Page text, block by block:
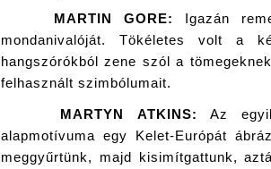
MARTIN GORE:
Igazán
mondanivalóját. Tökéletes volt a
hangszórókból zene szól a
felhasznált szimbólumait.
MARTYN ATKINS: Az
alapmotívuma egy Kelet-Európát
meggyűrtünk, majd kisimítgattunk,